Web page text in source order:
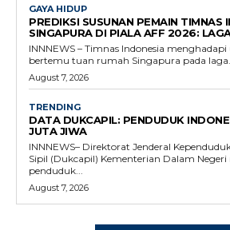
GAYA HIDUP
PREDIKSI SUSUNAN PEMAIN TIMNAS
SINGAPURA DI PIALA AFF 2026:
INNNEWS – Timnas Indonesia
bertemu tuan rumah Singapura pada laga...
August 7, 2026
TRENDING
DATA DUKCAPIL: PENDUDUK
JUTA JIWA
INNNEWS– Direktorat Jenderal
Sipil (Dukcapil) Kementerian Dalam
penduduk...
August 7, 2026